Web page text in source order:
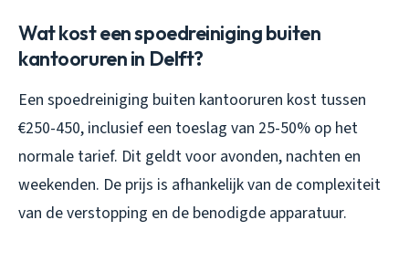
Wat kost een spoedreiniging buiten
kantooruren in Delft?
Een spoedreiniging buiten kantooruren kost tussen
€250-450, inclusief een toeslag van 25-50% op het
normale tarief. Dit geldt voor avonden, nachten en
weekenden. De prijs is afhankelijk van de complexiteit
van de verstopping en de benodigde apparatuur.